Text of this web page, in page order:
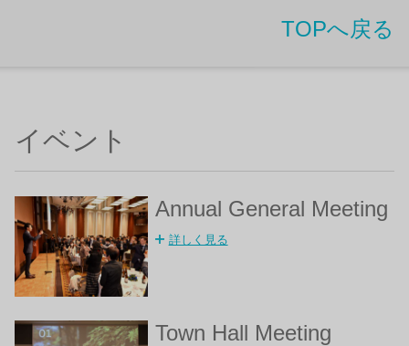
TOPへ戻る
イベント
Annual General Meeting
詳しく見る
Town Hall Meeting